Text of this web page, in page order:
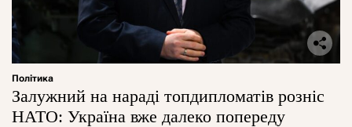
Політика
Залужний на нараді топдипломатів розніс
НАТО: Україна вже далеко попереду